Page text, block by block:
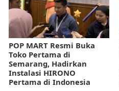
POP MART Resmi Buka
Toko Pertama di
Semarang, Hadirkan
Instalasi HIRONO
Pertama di Indonesia